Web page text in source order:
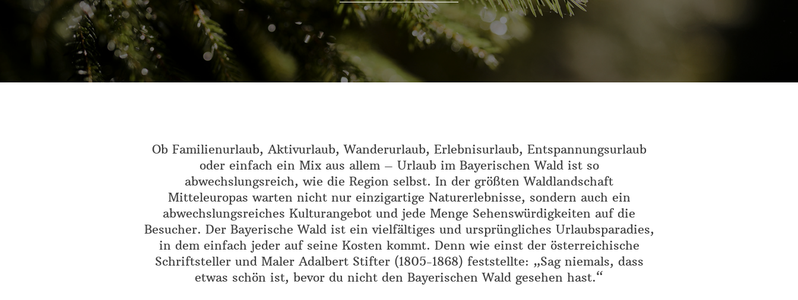
Ob Familienurlaub, Aktivurlaub, Wanderurlaub, Erlebnisurlaub, Entspannungsurlaub
oder einfach ein Mix aus allem – Urlaub im Bayerischen Wald ist so
abwechslungsreich, wie die Region selbst. In der größten Waldlandschaft
Mitteleuropas warten nicht nur einzigartige Naturerlebnisse, sondern auch ein
abwechslungsreiches Kulturangebot und jede Menge Sehenswürdigkeiten auf die
Besucher. Der Bayerische Wald ist ein vielfältiges und ursprüngliches Urlaubsparadies,
in dem einfach jeder auf seine Kosten kommt. Denn wie einst der österreichische
Schriftsteller und Maler Adalbert Stifter (1805-1868) feststellte: „Sag niemals, dass
etwas schön ist, bevor du nicht den Bayerischen Wald gesehen hast.“